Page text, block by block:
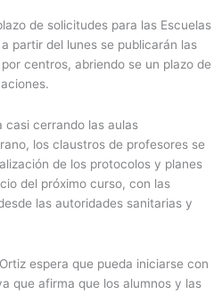
de solicitudes para las Escuelas
partir del lunes se publicarán las
centros, abriendo se un plazo de
casi cerrando las aulas
los claustros de profesores se
de los protocolos y planes
del próximo curso, con las
las autoridades sanitarias y
espera que pueda iniciarse con
que afirma que los alumnos y las